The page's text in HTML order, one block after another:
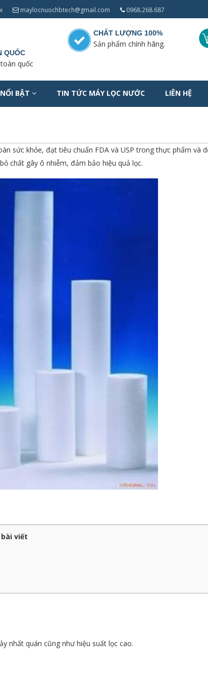
maylocnuochbtech@gmail.com 0968.268.687
QUỐC
quốc
CHẤT LƯỢNG 100%
Sản phẩm chính hãng.
BẬT TIN TỨC MÁY LỌC NƯỚC LIÊN HỆ
sức khỏe, đạt tiêu chuẩn FDA và USP trong thực phẩm và
chất gây ô nhiễm, đảm bảo hiệu quả lọc.
viết
nhất quán cũng như hiệu suất lọc cao.